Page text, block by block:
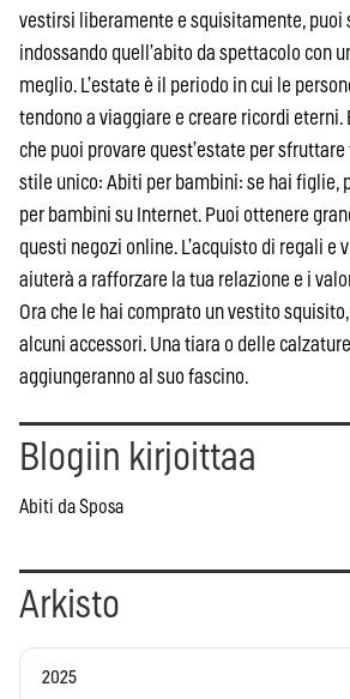
vestirsi liberamente e squisitamente, puoi
indossando quell’abito da spettacolo con
meglio. L’estate è il periodo in cui le
tendono a viaggiare e creare ricordi eterni.
che puoi provare quest’estate per sfruttare
stile unico: Abiti per bambini: se hai figlie,
per bambini su Internet. Puoi ottenere
questi negozi online. L’acquisto di regali e
aiuterà a rafforzare la tua relazione e i
Ora che le hai comprato un vestito
alcuni accessori. Una tiara o delle
aggiungeranno al suo fascino.
Blogiin kirjoittaa
Abiti da Sposa
Arkisto
2025